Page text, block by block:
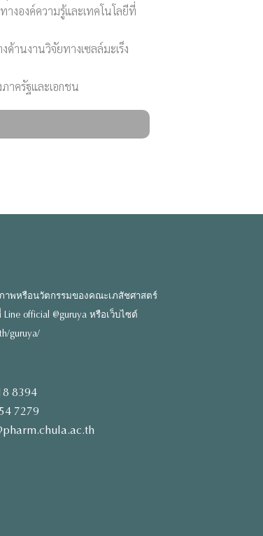
งองค์ความรู้และเทคโนโลยีที่
านงานวิจัยทางเซลล์มะเร็ง
ครัฐและเอกชน
าพหรือนวัตกรรมของคณะเภสัชศาสตร์
official @guruya หรือเว็บไซต์
guruya/
8394
7279